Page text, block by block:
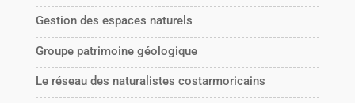
Gestion des espaces naturels
Groupe patrimoine géologique
Le réseau des naturalistes costarmoricains